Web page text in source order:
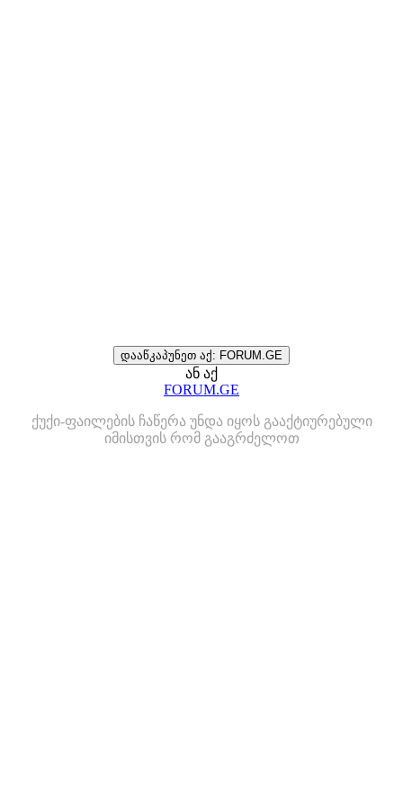
დააწკაპუნეთ აქ: FORUM.GE
ან აქ
FORUM.GE
ქუქი-ფაილების ჩაწერა უნდა იყოს გააქტიურებული
იმისთვის რომ გააგრძელოთ